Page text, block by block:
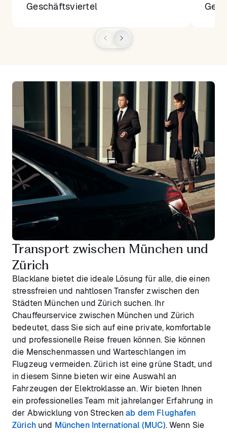
Geschäftsviertel
Transport zwischen München und
Zürich
Blacklane bietet die ideale Lösung für alle, die einen
stressfreien und nahtlosen Transfer zwischen den
Städten München und Zürich suchen. Ihr
Chauffeurservice zwischen München und Zürich
bedeutet, dass Sie sich auf eine private, komfortable
und professionelle Reise freuen können. Sie können
die Menschenmassen und Warteschlangen im
Flugzeug vermeiden. Zürich ist eine grüne Stadt, und
in diesem Sinne bieten wir eine Auswahl an
Fahrzeugen der Elektroklasse an. Wir bieten Ihnen
ein professionelles Team mit jahrelanger Erfahrung in
der Abwicklung von Streckenab dem Flughafen
Zürichund München International (MUC). Wenn Sie